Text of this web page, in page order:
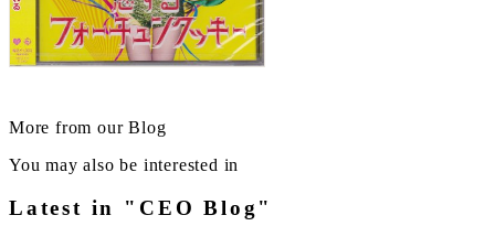
More from our Blog
You may also be interested in
Latest in "CEO Blog"